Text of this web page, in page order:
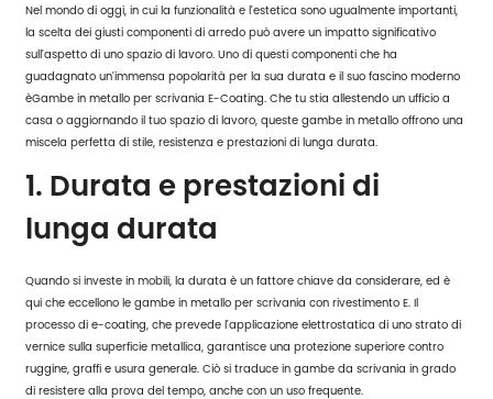
Nel mondo di oggi, in cui la funzionalità e l'estetica sono ugualmente importanti,
la scelta dei giusti componenti di arredo può avere un impatto significativo
sull'aspetto di uno spazio di lavoro. Uno di questi componenti che ha
guadagnato un'immensa popolarità per la sua durata e il suo fascino moderno
èGambe in metallo per scrivania E-Coating. Che tu stia allestendo un ufficio a
casa o aggiornando il tuo spazio di lavoro, queste gambe in metallo offrono una
miscela perfetta di stile, resistenza e prestazioni di lunga durata.
1. Durata e prestazioni di
lunga durata
Quando si investe in mobili, la durata è un fattore chiave da considerare, ed è
qui che eccellono le gambe in metallo per scrivania con rivestimento E. Il
processo di e-coating, che prevede l'applicazione elettrostatica di uno strato di
vernice sulla superficie metallica, garantisce una protezione superiore contro
ruggine, graffi e usura generale. Ciò si traduce in gambe da scrivania in grado
di resistere alla prova del tempo, anche con un uso frequente.